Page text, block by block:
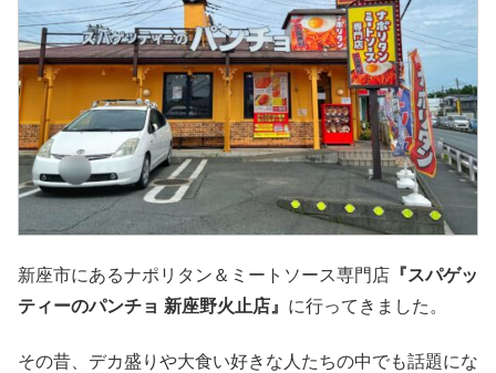
新座市にあるナポリタン＆ミートソース専門店 『スパゲッ
ティーのパンチョ 新座野火止店』 に行ってきました。
その昔、デカ盛りや大食い好きな人たちの中でも話題にな